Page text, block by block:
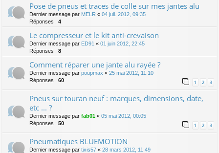
Pose de pneus et traces de colle sur mes jantes alu
Dernier message par MELR « 04 juil. 2012, 09:35
Réponses : 4
Le compresseur et le kit anti-crevaison
Dernier message par ED91 « 01 juin 2012, 22:45
Réponses : 8
Comment réparer une jante alu rayée ?
Dernier message par poupmax « 25 mai 2012, 11:10
Réponses : 60 1 2 3
Pneus sur touran neuf : marques, dimensions, date,
etc ... ?
Dernier message par fab01 « 05 mai 2012, 00:05
Réponses : 50 1 2 3
Pneumatiques BLUEMOTION
Dernier message par tixis57 « 28 mars 2012, 11:49